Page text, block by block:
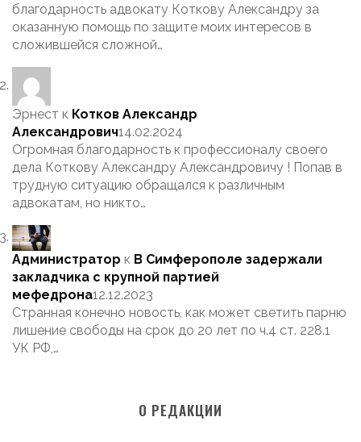
благодарность адвокату Коткову Александру за
оказанную помощь по защите моих интересов в
сложившейся сложной…
Эрнест к Котков Александр
Александрович14.02.2024
Огромная благодарность к профессионалу своего
дела Коткову Александру Александровичу ! Попав в
трудную ситуацию обращался к различным
адвокатам, но никто…
Администратор к В Симферополе задержали
закладчика с крупной партией
мефедрона12.12.2023
Странная конечно новость, как может светить парню
лишение свободы на срок до 20 лет по ч.4 ст. 228.1
УК РФ,…
О РЕДАКЦИИ